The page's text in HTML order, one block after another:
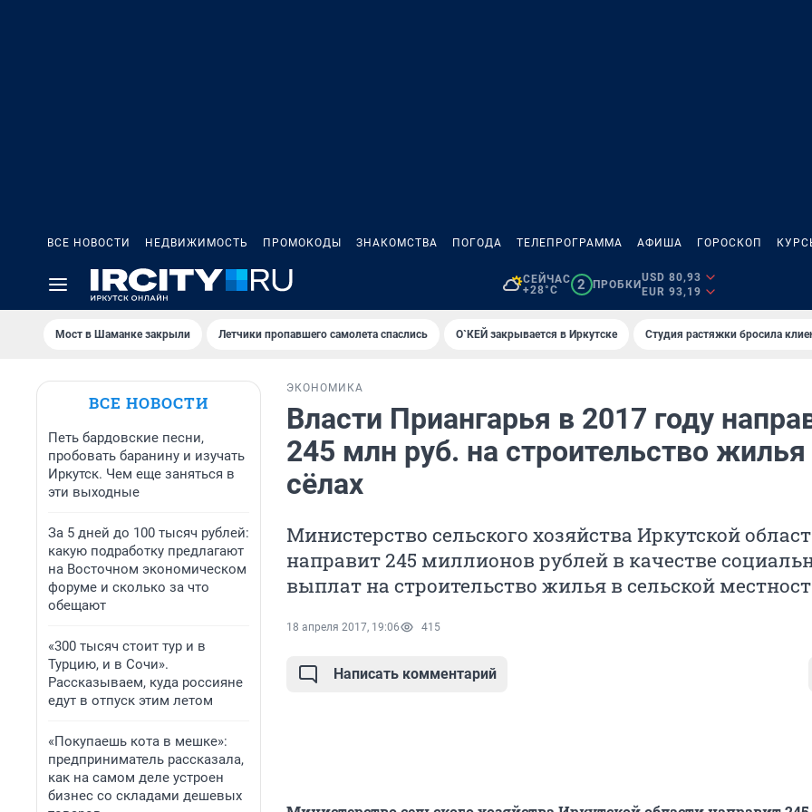
ВСЕ НОВОСТИ НЕДВИЖИМОСТЬ ПРОМОКОДЫ ЗНАКОМСТВА ПОГОДА ТЕЛЕПРОГРАММА АФИША ГОРОСКОП
СЕЙЧАС
+28°C
2 ПРОБКИ
USD 80,93
EUR 93,19
Мост в Шаманке закрыли Летчики пропавшего самолета спаслись О`КЕЙ закрывается в Иркутске Студия растяжки бросила
ВСЕ НОВОСТИ
Петь бардовские песни,
пробовать баранину и изучать
Иркутск. Чем еще заняться в
эти выходные
За 5 дней до 100 тысяч рублей:
какую подработку предлагают
на Восточном экономическом
форуме и сколько за что
обещают
«300 тысяч стоит тур и в
Турцию, и в Сочи».
Рассказываем, куда россияне
едут в отпуск этим летом
«Покупаешь кота в мешке»:
предприниматель рассказала,
как на самом деле устроен
бизнес со складами дешевых
ЭКОНОМИКА
Власти Приангарья в 2017 году
245 млн руб. на строительство жилья
сёлах
Министерство сельского хозяйства Иркутской
направит 245 миллионов рублей в качестве
выплат на строительство жилья в сельской
18 апреля 2017, 19:06 415
Написать комментарий